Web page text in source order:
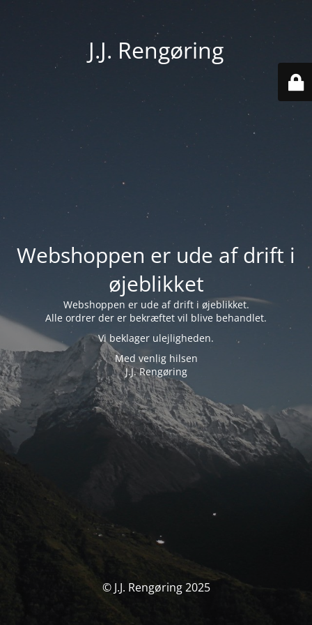
J.J. Rengøring
Webshoppen er ude af drift i
øjeblikket
Webshoppen er ude af drift i øjeblikket.
Alle ordrer der er bekræftet vil blive behandlet.
Vi beklager ulejligheden.
Med venlig hilsen
J.J. Rengøring
© J.J. Rengøring 2025